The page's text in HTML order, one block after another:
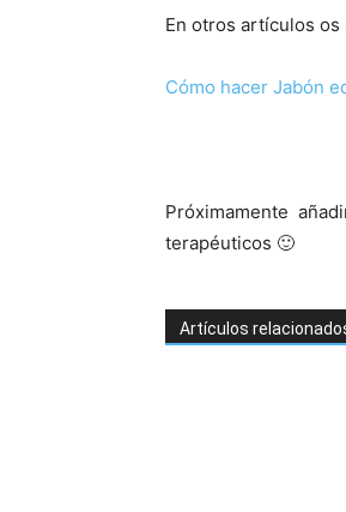
En otros artículos os
Cómo hacer Jabón
Próximamente
terapéuticos 🙂
Artículos